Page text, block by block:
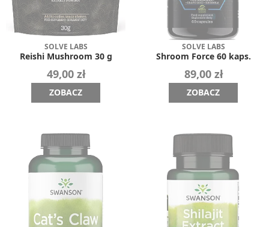
SOLVE LABS
Reishi Mushroom 30 g
49,00 zł
ZOBACZ
SOLVE LABS
Shroom Force 60 kaps.
89,00 zł
ZOBACZ